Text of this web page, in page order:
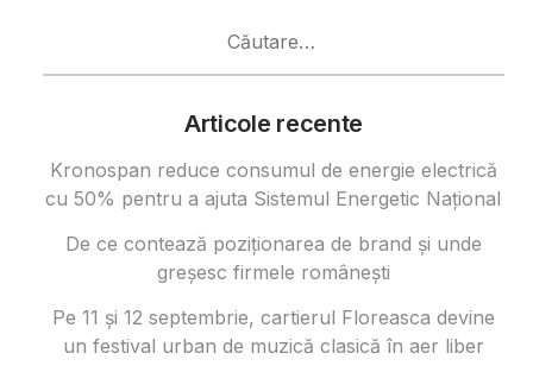
Articole recente
Kronospan reduce consumul de energie electrică
cu 50% pentru a ajuta Sistemul Energetic Național
De ce contează poziționarea de brand și unde
greșesc firmele românești
Pe 11 și 12 septembrie, cartierul Floreasca devine
un festival urban de muzică clasică în aer liber